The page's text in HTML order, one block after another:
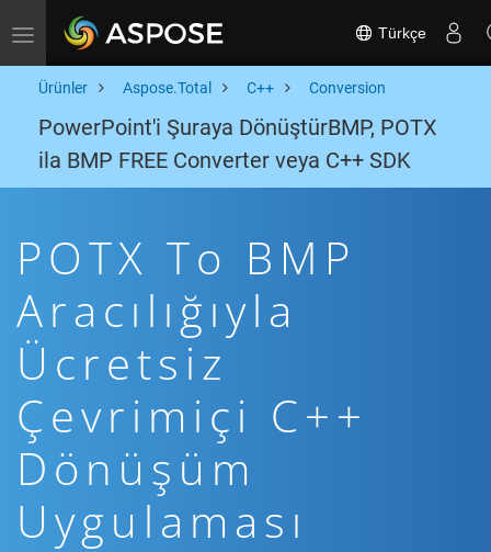
Toggle navigation Türkçe
Ürünler Aspose.Total C++ Conversion
PowerPoint'i Şuraya DönüştürBMP, POTX
ila BMP FREE Converter veya C++ SDK
POTX To BMP
Aracılığıyla
Ücretsiz
Çevrimiçi C++
Dönüşüm
Uygulaması